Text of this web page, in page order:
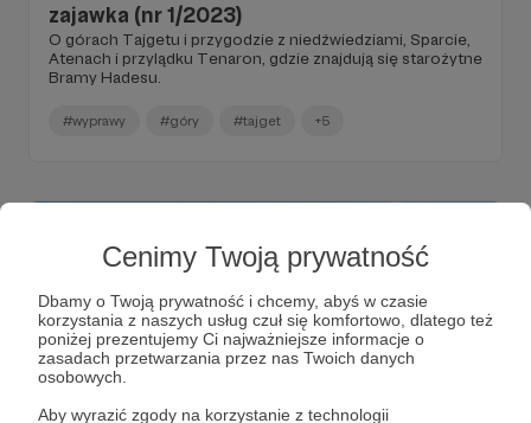
Cenimy Twoją prywatność
Dbamy o Twoją prywatność i chcemy, abyś w czasie
korzystania z naszych usług czuł się komfortowo, dlatego też
poniżej prezentujemy Ci najważniejsze informacje o
zasadach przetwarzania przez nas Twoich danych
osobowych.
Aby wyrazić zgody na korzystanie z technologii
zajawka (nr 1/2023)
O górach Tajgetu i przygodzie z niedźwiedziami, Sparcie,
Atenach i przylądku Tenaron, gdzie znajdują się starożytne
Bramy Hadesu.
#wyprawy #góry #tajget +5